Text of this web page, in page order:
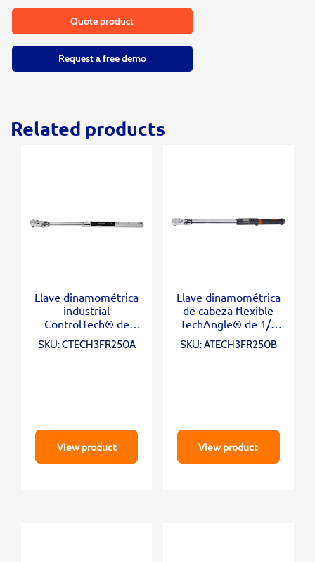
Quote product
Request a free demo
Related products
Llave dinamométrica
industrial
ControlTech® de
accionamiento de 1/2
SKU: CTECH3FR250A
View product
Llave dinamométrica
de cabeza flexible
TechAngle® de 1/2
SKU: ATECH3FR250B
View product